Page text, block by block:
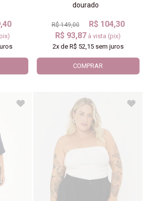
dourado
R$ 149,00
R$ 104,30
R$ 93,87 à vista (pix)
2xde R$ 52,15sem juros
COMPRAR